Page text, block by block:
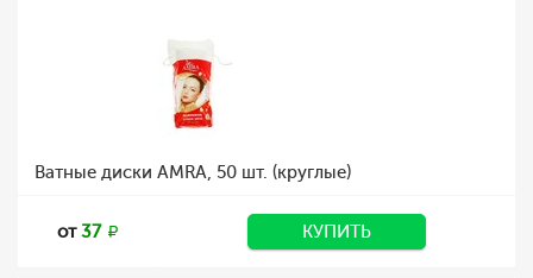
Ватные диски AMRA, 50 шт. (круглые)
от37 КУПИТЬ